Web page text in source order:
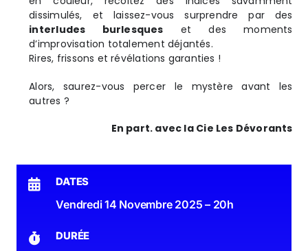
dissimulés, et laissez-vous surprendre par des
interludes burlesques et des moments
d’improvisation totalement déjantés.
Rires, frissons et révélations garanties !
Alors, saurez-vous percer le mystère avant les
autres ?
En part. avec la Cie Les Dévorants
DATES
Vendredi 14 Novembre 2025 – 20h
DURÉE